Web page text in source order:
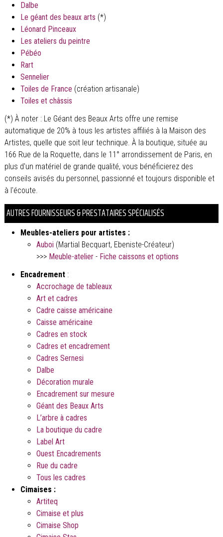
Dalbe
Le géant des beaux arts (*)
Léonard Pinceaux
Les ateliers du peintre
Pébéo
Rart
Sennelier
Toiles de France (création artisanale)
Toiles et châssis
(*) À noter : Le Géant des Beaux Arts offre une remise
automatique de 20% à tous les artistes affiliés à la Maison des
Artistes, quelle que soit leur technique. À la boutique, située au
166 Rue de la Roquette, dans le 11° arrondissement de Paris, en
plus d'un matériel de grande qualité, vous bénéficierez des
conseils avisés du personnel, passionné et toujours disponible et
à l'écoute.
AUTRES FOURNISSEURS & PRESTATAIRES SPÉCIALISÉS
Meubles-ateliers pour artistes :
Auboi(Martial Becquart, Ebeniste-Créateur)
>>> Meuble-atelier- Fiche caissons et options
Encadrement :
Accrochage de tableaux
Art et cadres
Cadre caisse américaine
Caisse américaine
Cadres en stock
Cadres et encadrement
Cadres Sernesi
Dalbe
Décoration murale
Encadrement sur mesure
Géant des Beaux Arts
L’arbre à cadres
La boutique du cadre
Label Art
Ouest Encadrements
Rue du cadre
Tous les cadres
Cimaises :
Artiteq
Cimaise et plus
Cimaise Shop